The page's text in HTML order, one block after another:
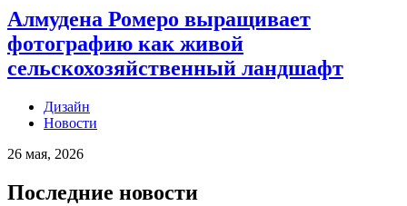
Алмудена Ромеро выращивает
фотографию как живой
сельскохозяйственный ландшафт
Дизайн
Новости
26 мая, 2026
Последние новости